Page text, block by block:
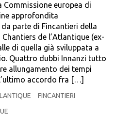
Commissione europea di
approfondita
da parte di Fincantieri della
de l’Atlantique (ex-
di quella già sviluppata a
Quattro dubbi Innanzi tutto
allungamento dei tempi
accordo fra […]
FINCANTIERI
UE